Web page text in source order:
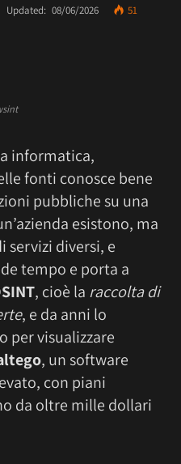
Updated: 08/06/2026 51
informatica,
fonti conosce bene
pubbliche su una
esistono, ma
servizi diversi, e
tempo e porta a
, cioè la raccolta di
, e da anni lo
per visualizzare
, un software
con piani
da oltre mille dollari